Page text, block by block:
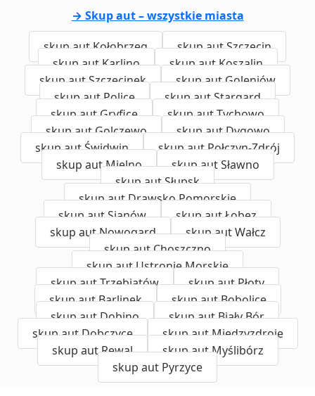
→ Skup aut – wszystkie miasta
skup aut Kołobrzeg
skup aut Szczecin
skup aut Karlino
skup aut Koszalin
skup aut Szczecinek
skup aut Goleniów
skup aut Police
skup aut Stargard
skup aut Gryfice
skup aut Tychowo
skup aut Golczewo
skup aut Dygowo
skup aut Świdwin
skup aut Połczyn-Zdrój
skup aut Mielno
skup aut Sławno
skup aut Słupsk
skup aut Drawsko Pomorskie
skup aut Sianów
skup aut Łobez
skup aut Nowogard
skup aut Wałcz
skup aut Choszczno
skup aut Ustronie Morskie
skup aut Trzebiatów
skup aut Płoty
skup aut Barlinek
skup aut Bobolice
skup aut Dobino
skup aut Biały Bór
skup aut Dobczyce
skup aut Międzyzdroje
skup aut Rewal
skup aut Myślibórz
skup aut Pyrzyce